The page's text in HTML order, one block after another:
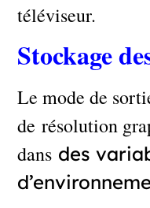
téléviseur.
Stockage
Le mode de
de résolution
dans des